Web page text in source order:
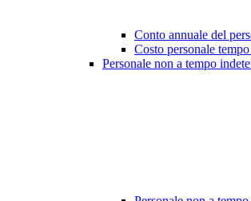
Conto annuale del
Costo personale
Personale non a tempo